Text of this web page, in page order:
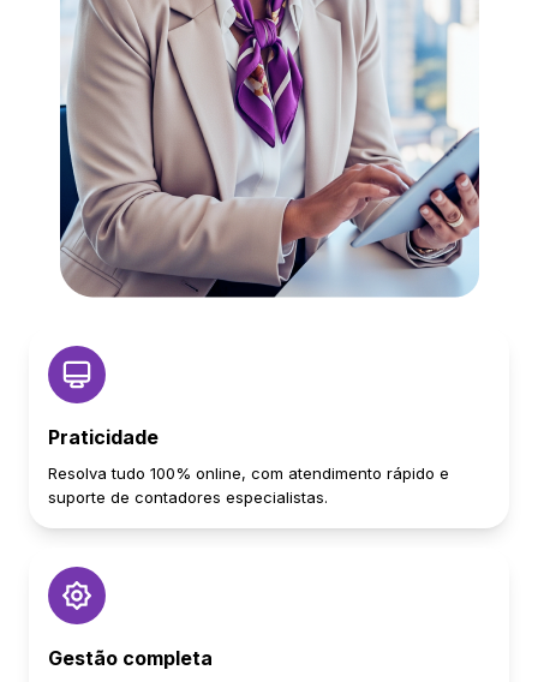
Praticidade
Resolva tudo 100% online, com atendimento rápido e
suporte de contadores especialistas.
Gestão completa